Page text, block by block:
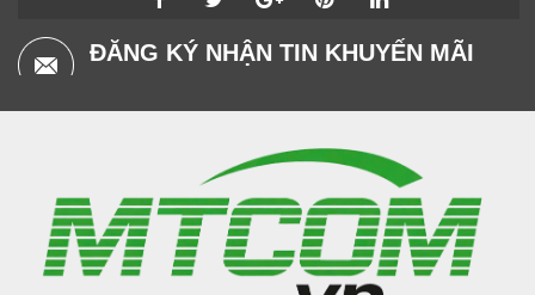
ĐĂNG KÝ NHẬN TIN KHUYẾN MÃI